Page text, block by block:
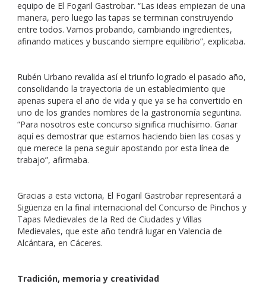
equipo de El Fogaril Gastrobar. “Las ideas empiezan de una
manera, pero luego las tapas se terminan construyendo
entre todos. Vamos probando, cambiando ingredientes,
afinando matices y buscando siempre equilibrio”, explicaba.
Rubén Urbano revalida así el triunfo logrado el pasado año,
consolidando la trayectoria de un establecimiento que
apenas supera el año de vida y que ya se ha convertido en
uno de los grandes nombres de la gastronomía seguntina.
“Para nosotros este concurso significa muchísimo. Ganar
aquí es demostrar que estamos haciendo bien las cosas y
que merece la pena seguir apostando por esta línea de
trabajo”, afirmaba.
Gracias a esta victoria, El Fogaril Gastrobar representará a
Sigüenza en la final internacional del Concurso de Pinchos y
Tapas Medievales de la Red de Ciudades y Villas
Medievales, que este año tendrá lugar en Valencia de
Alcántara, en Cáceres.
Tradición, memoria y creatividad